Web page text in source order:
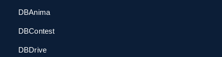
DBAnima
DBContest
DBDrive